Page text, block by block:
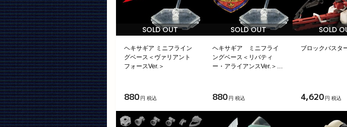
SOLD OUT
ヘキサギア ミニフライン
グベース＜ヴァリアント
フォースVer.＞
880 円 税込
SOLD OUT
ヘキサギア ミニフライ
ングベース＜リバティ
ー・アライアンスVer.＞…
880 円 税込
SOLD
ブロックバスタ
4,620 円 税込